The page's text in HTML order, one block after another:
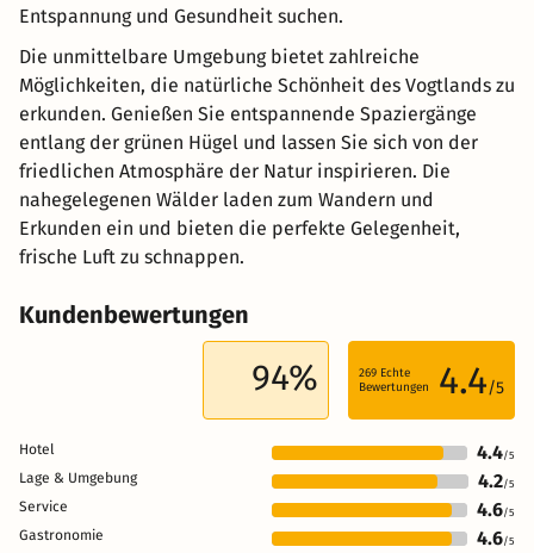
Entspannung und Gesundheit suchen.
Die unmittelbare Umgebung bietet zahlreiche
Möglichkeiten, die natürliche Schönheit des Vogtlands zu
erkunden. Genießen Sie entspannende Spaziergänge
entlang der grünen Hügel und lassen Sie sich von der
friedlichen Atmosphäre der Natur inspirieren. Die
nahegelegenen Wälder laden zum Wandern und
Erkunden ein und bieten die perfekte Gelegenheit,
frische Luft zu schnappen.
Kundenbewertungen
94% 269 Echte
Bewertungen
4.4/5
Hotel 4.4/5
Lage & Umgebung 4.2/5
Service 4.6/5
Gastronomie 4.6/5